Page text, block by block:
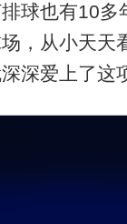
球也有10多
，从小天天
深爱上了这